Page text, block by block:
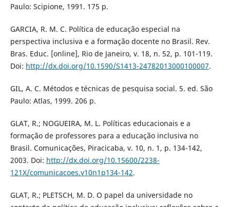
Paulo: Scipione, 1991. 175 p.
GARCIA, R. M. C. Política de educação especial na
perspectiva inclusiva e a formação docente no Brasil. Rev.
Bras. Educ. [online], Rio de Janeiro, v. 18, n. 52, p. 101-119.
Doi: http://dx.doi.org/10.1590/S1413-24782013000100007.
GIL, A. C. Métodos e técnicas de pesquisa social. 5. ed. São
Paulo: Atlas, 1999. 206 p.
GLAT, R.; NOGUEIRA, M. L. Políticas educacionais e a
formação de professores para a educação inclusiva no
Brasil. Comunicações, Piracicaba, v. 10, n. 1, p. 134-142,
2003. Doi: http://dx.doi.org/10.15600/2238-
121X/comunicacoes.v10n1p134-142.
GLAT, R.; PLETSCH, M. D. O papel da universidade no